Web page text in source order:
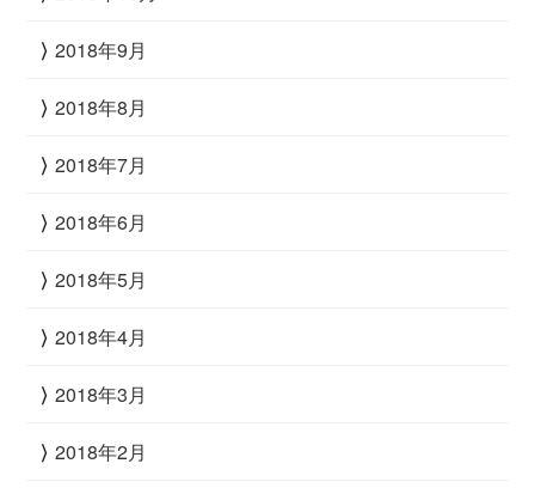
2018年9月
2018年8月
2018年7月
2018年6月
2018年5月
2018年4月
2018年3月
2018年2月